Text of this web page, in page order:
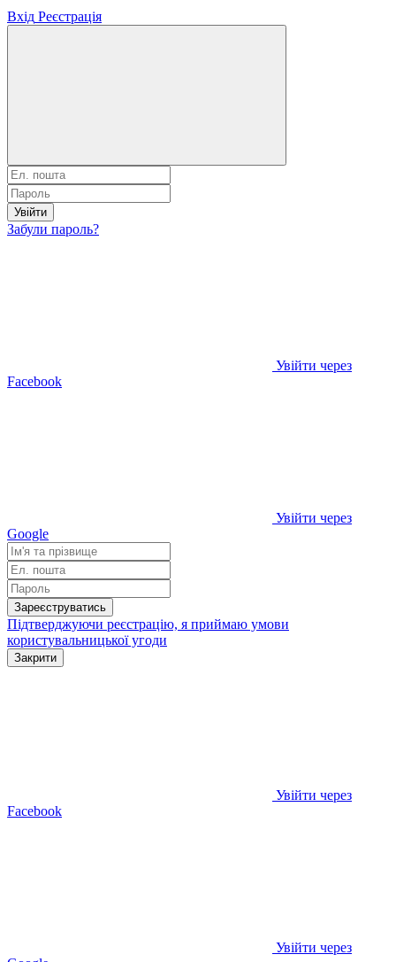
Вхід Реєстрація
Увійти
Забули пароль?
Увійти через
Facebook
Увійти через
Google
Зареєструватись
Підтверджуючи реєстрацію, я приймаю умови
користувальницької угоди
Закрити
Увійти через
Facebook
Увійти через